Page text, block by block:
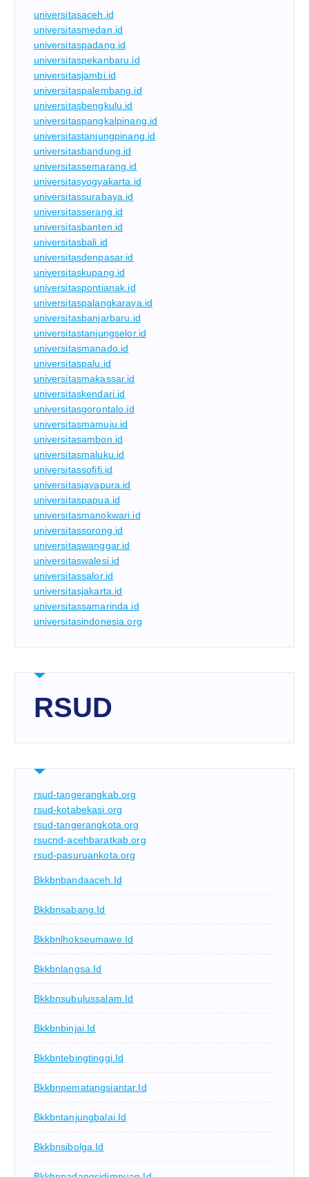
universitasaceh.id
universitasmedan.id
universitaspadang.id
universitaspekanbaru.id
universitasjambi.id
universitaspalembang.id
universitasbengkulu.id
universitaspangkalpinang.id
universitastanjungpinang.id
universitasbandung.id
universitassemarang.id
universitasyogyakarta.id
universitassurabaya.id
universitasserang.id
universitasbanten.id
universitasbali.id
universitasdenpasar.id
universitaskupang.id
universitaspontianak.id
universitaspalangkaraya.id
universitasbanjarbaru.id
universitastanjungselor.id
universitasmanado.id
universitaspalu.id
universitasmakassar.id
universitaskendari.id
universitasgorontalo.id
universitasmamuju.id
universitasambon.id
universitasmaluku.id
universitassofifi.id
universitasjayapura.id
universitaspapua.id
universitasmanokwari.id
universitassorong.id
universitaswanggar.id
universitaswalesi.id
universitassalor.id
universitasjakarta.id
universitassamarinda.id
universitasindonesia.org
RSUD
rsud-tangerangkab.org
rsud-kotabekasi.org
rsud-tangerangkota.org
rsucnd-acehbaratkab.org
rsud-pasuruankota.org
Bkkbnbandaaceh.id
Bkkbnsabang.id
Bkkbnlhokseumawe.id
Bkkbnlangsa.id
Bkkbnsubulussalam.id
Bkkbnbinjai.id
Bkkbntebingtinggi.id
Bkkbnpematangsiantar.id
Bkkbntanjungbalai.id
Bkkbnsibolga.id